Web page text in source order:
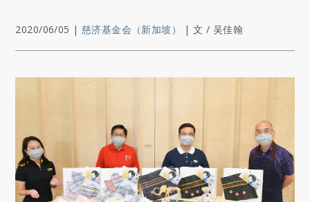
2020/06/05 | 慈济基金会（新加坡） |文 / 吴佳翰